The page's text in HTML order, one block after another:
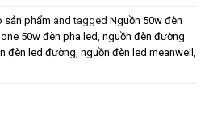
sản phẩm and tagged Nguồn 50w đèn
50w đèn pha led nguồn đèn đường
đèn led đường nguồn đèn led meanwell